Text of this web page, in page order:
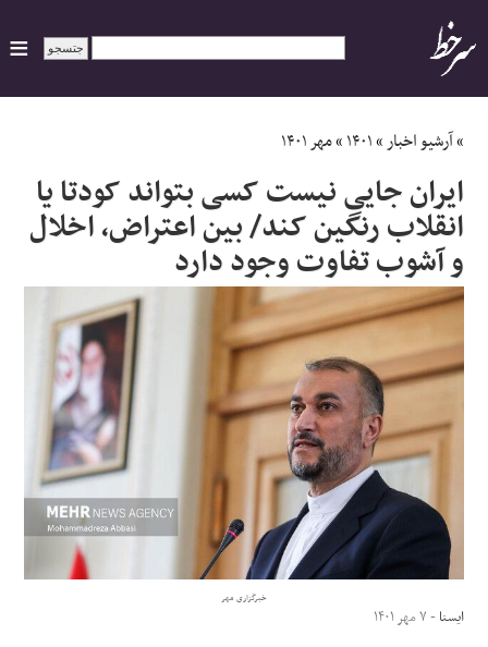
ایران
سیاسی
اقتصاد
ورزشی
جهان
اجتماعی
علوم و فن آوری
»آرشیو اخبار»۱۴۰۱»مهر ۱۴۰۱
ایران جایی نیست کسی بتواند کودتا یا
انقلاب رنگین کند/ بین اعتراض، اخلال
و آشوب تفاوت وجود دارد
خبرگزاری مهر
ایسنا - ۷ مهر ۱۴۰۱